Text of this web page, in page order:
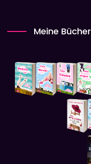
Meine Bücher